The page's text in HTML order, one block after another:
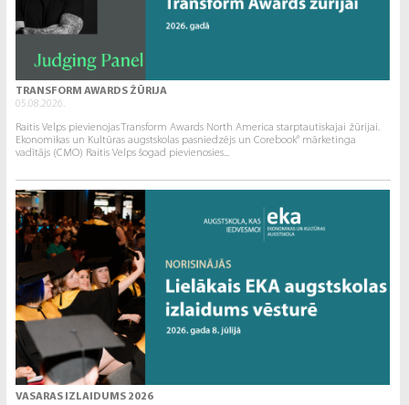
TRANSFORM AWARDS ŽŪRIJA
05.08.2026.
Raitis Velps pievienojas Transform Awards North America starptautiskajai žūrijai.
Ekonomikas un Kultūras augstskolas pasniedzējs un Corebook° mārketinga
vadītājs (CMO) Raitis Velps šogad pievienosies...
VASARAS IZLAIDUMS 2026